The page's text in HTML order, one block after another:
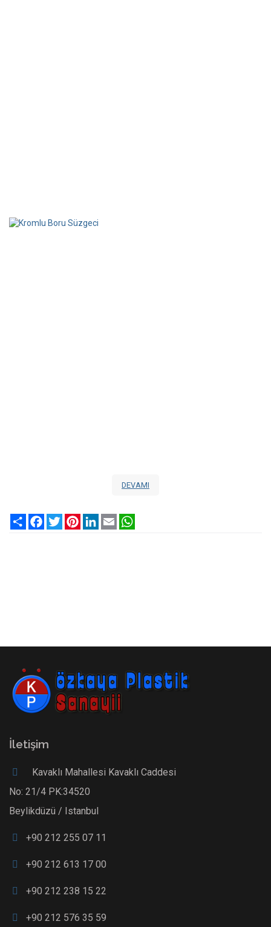
DEVAMI
Share FacebookTwitterPinterestLinkedIn
Email
İletişim
Kavaklı Mahallesi Kavaklı Caddesi
No: 21/4 PK:34520
Beylikdüzü / Istanbul
+90 212 255 07 11
+90 212 613 17 00
+90 212 238 15 22
+90 212 576 35 59